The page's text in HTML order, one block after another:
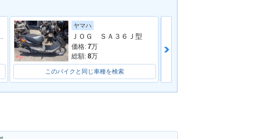
2006年 VOX・新登場
ヤマハ
ＪＯＧ ＳＡ３６Ｊ型
価格: 7万
総額: 8万
このバイクと同じ車種を検索